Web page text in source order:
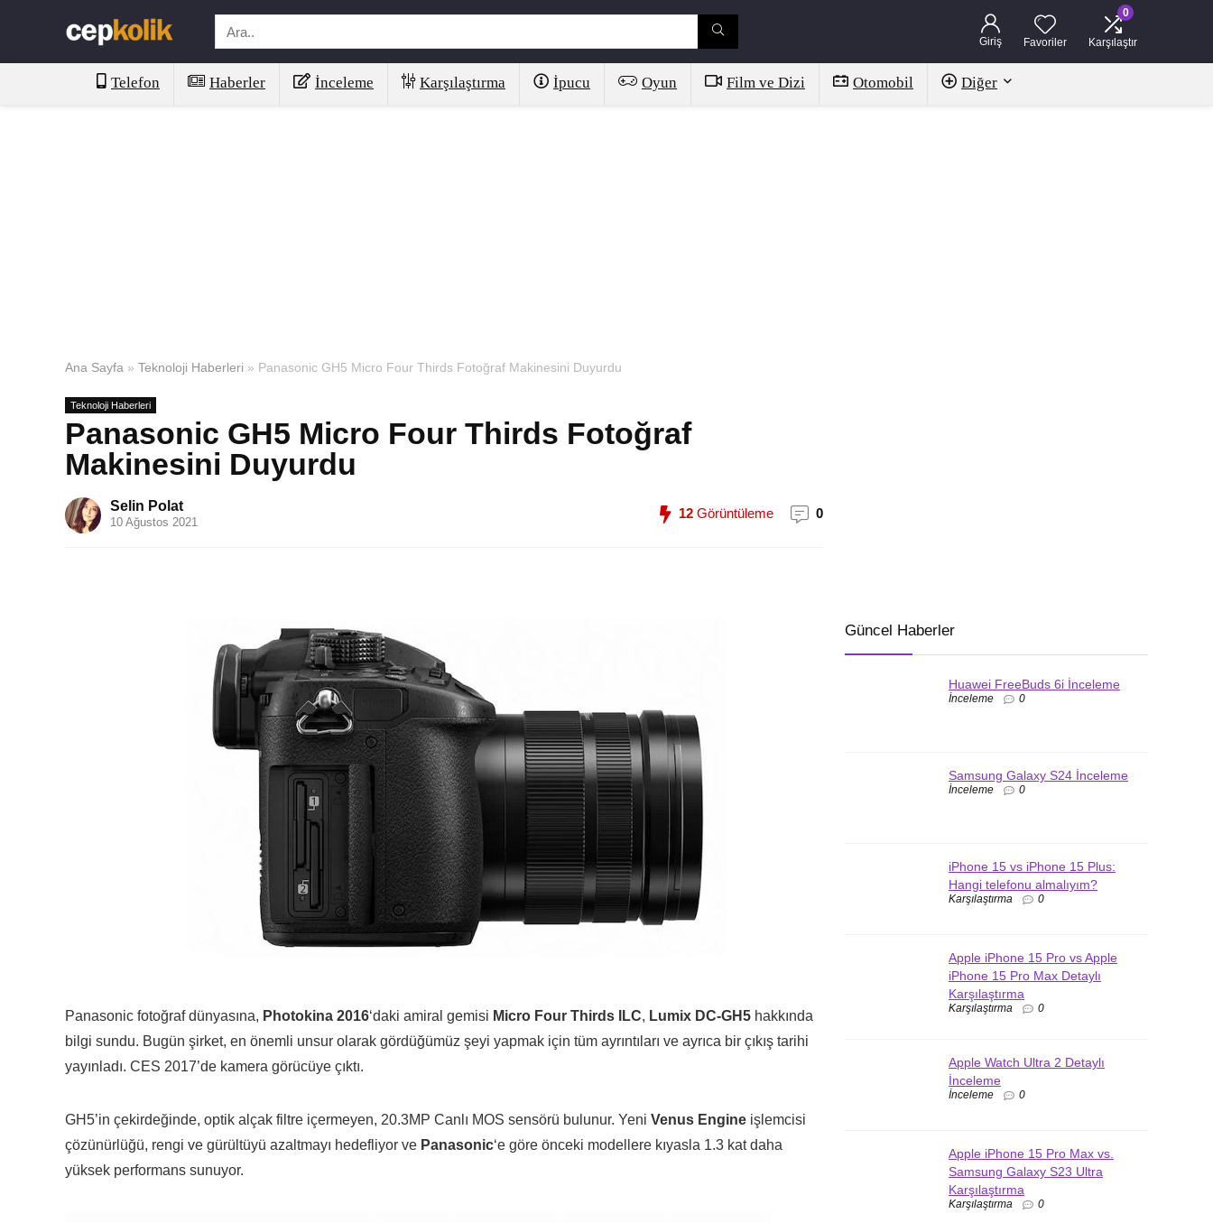
Giriş Favoriler
0
Karşılaştır
Telefon Haberler İnceleme Karşılaştırma İpucu Oyun Film ve Dizi Otomobil Diğer
Ana Sayfa » Teknoloji Haberleri » Panasonic GH5 Micro Four Thirds Fotoğraf Makinesini Duyurdu
Teknoloji Haberleri
Panasonic GH5 Micro Four Thirds Fotoğraf
Makinesini Duyurdu
Selin Polat
10 Ağustos 2021
12 Görüntüleme 0
Panasonic fotoğraf dünyasına, Photokina 2016‘daki amiral gemisi Micro Four Thirds ILC, Lumix DC-GH5 hakkında
bilgi sundu. Bugün şirket, en önemli unsur olarak gördüğümüz şeyi yapmak için tüm ayrıntıları ve ayrıca bir çıkış tarihi
yayınladı. CES 2017’de kamera görücüye çıktı.
GH5’in çekirdeğinde, optik alçak filtre içermeyen, 20.3MP Canlı MOS sensörü bulunur. Yeni Venus Engine işlemcisi
çözünürlüğü, rengi ve gürültüyü azaltmayı hedefliyor ve Panasonic‘e göre önceki modellere kıyasla 1.3 kat daha
yüksek performans sunuyor.
Güncel Haberler
Huawei FreeBuds 6i İnceleme
İnceleme 0
Samsung Galaxy S24 İnceleme
İnceleme 0
iPhone 15 vs iPhone 15 Plus:
Hangi telefonu almalıyım?
Karşılaştırma 0
Apple iPhone 15 Pro vs Apple
iPhone 15 Pro Max Detaylı
Karşılaştırma
Karşılaştırma 0
Apple Watch Ultra 2 Detaylı
İnceleme
İnceleme 0
Apple iPhone 15 Pro Max vs.
Samsung Galaxy S23 Ultra
Karşılaştırma
Karşılaştırma 0